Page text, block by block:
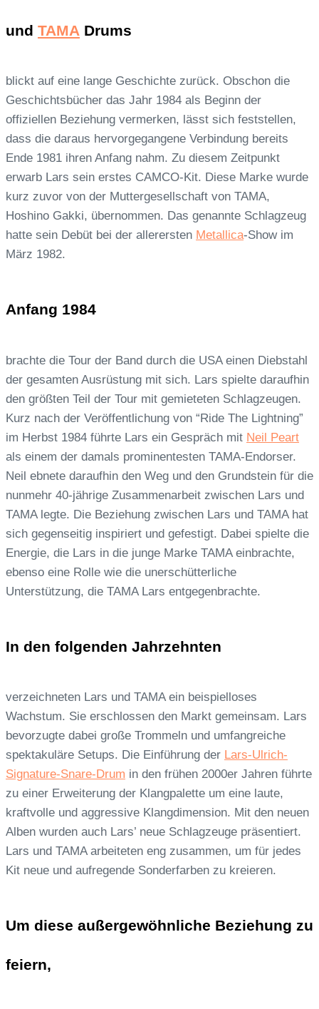
und TAMA Drums
blickt auf eine lange Geschichte zurück. Obschon die
Geschichtsbücher das Jahr 1984 als Beginn der
offiziellen Beziehung vermerken, lässt sich feststellen,
dass die daraus hervorgegangene Verbindung bereits
Ende 1981 ihren Anfang nahm. Zu diesem Zeitpunkt
erwarb Lars sein erstes CAMCO-Kit. Diese Marke wurde
kurz zuvor von der Muttergesellschaft von TAMA,
Hoshino Gakki, übernommen. Das genannte Schlagzeug
hatte sein Debüt bei der allerersten Metallica-Show im
März 1982.
Anfang 1984
brachte die Tour der Band durch die USA einen Diebstahl
der gesamten Ausrüstung mit sich. Lars spielte daraufhin
den größten Teil der Tour mit gemieteten Schlagzeugen.
Kurz nach der Veröffentlichung von “Ride The Lightning”
im Herbst 1984 führte Lars ein Gespräch mit Neil Peart
als einem der damals prominentesten TAMA-Endorser.
Neil ebnete daraufhin den Weg und den Grundstein für die
nunmehr 40-jährige Zusammenarbeit zwischen Lars und
TAMA legte. Die Beziehung zwischen Lars und TAMA hat
sich gegenseitig inspiriert und gefestigt. Dabei spielte die
Energie, die Lars in die junge Marke TAMA einbrachte,
ebenso eine Rolle wie die unerschütterliche
Unterstützung, die TAMA Lars entgegenbrachte.
In den folgenden Jahrzehnten
verzeichneten Lars und TAMA ein beispielloses
Wachstum. Sie erschlossen den Markt gemeinsam. Lars
bevorzugte dabei große Trommeln und umfangreiche
spektakuläre Setups. Die Einführung der Lars-Ulrich-
Signature-Snare-Drum in den frühen 2000er Jahren führte
zu einer Erweiterung der Klangpalette um eine laute,
kraftvolle und aggressive Klangdimension. Mit den neuen
Alben wurden auch Lars’ neue Schlagzeuge präsentiert.
Lars und TAMA arbeiteten eng zusammen, um für jedes
Kit neue und aufregende Sonderfarben zu kreieren.
Um diese außergewöhnliche Beziehung zu
feiern,